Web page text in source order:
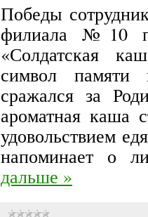
Победы
филиала №10
«Солдатская
символ
сражался за
ароматная каша
удовольствием
напоминает о
дальше »